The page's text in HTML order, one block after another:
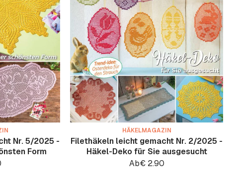
Nr. 5/2025 -
Form
HÄKELMAGAZIN
Filethäkeln leicht gemacht Nr. 2/2025 -
Häkel-Deko für Sie ausgesucht
Ab€2.90